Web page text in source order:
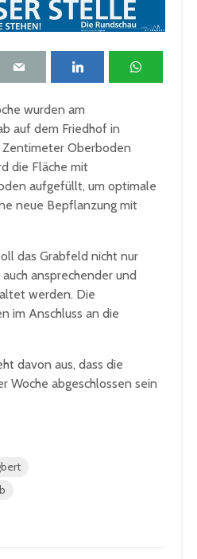
wurden am
auf dem Friedhof in
Oberboden
die Fläche mit
aufgefüllt, um optimale
neue Bepflanzung mit
das Grabfeld nicht nur
ansprechender und
werden. Die
im Anschluss an die
davon aus, dass die
Woche abgeschlossen sein